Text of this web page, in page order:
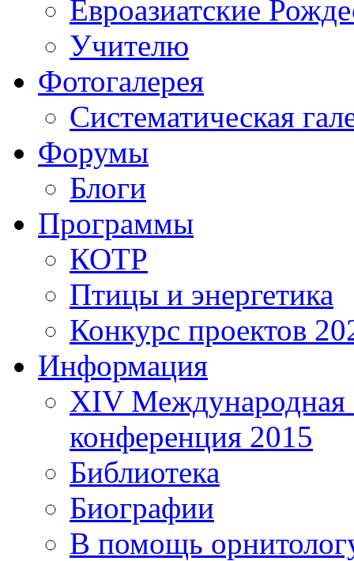
Евроазиатские
Учителю
Фотогалерея
Систематическая
Форумы
Блоги
Программы
КОТР
Птицы и энергетика
Конкурс проектов
Информация
XIV Международная
конференция 2015
Библиотека
Биографии
В помощь